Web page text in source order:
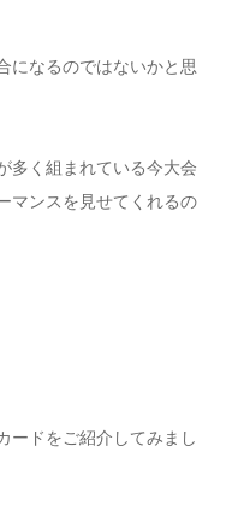
になるのではないかと思
多く組まれている今大会
マンスを見せてくれるの
ードをご紹介してみまし